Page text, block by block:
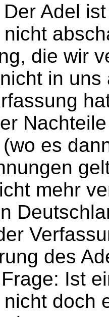
Adel
die wir
in
es
mehr
des
Ist
doch